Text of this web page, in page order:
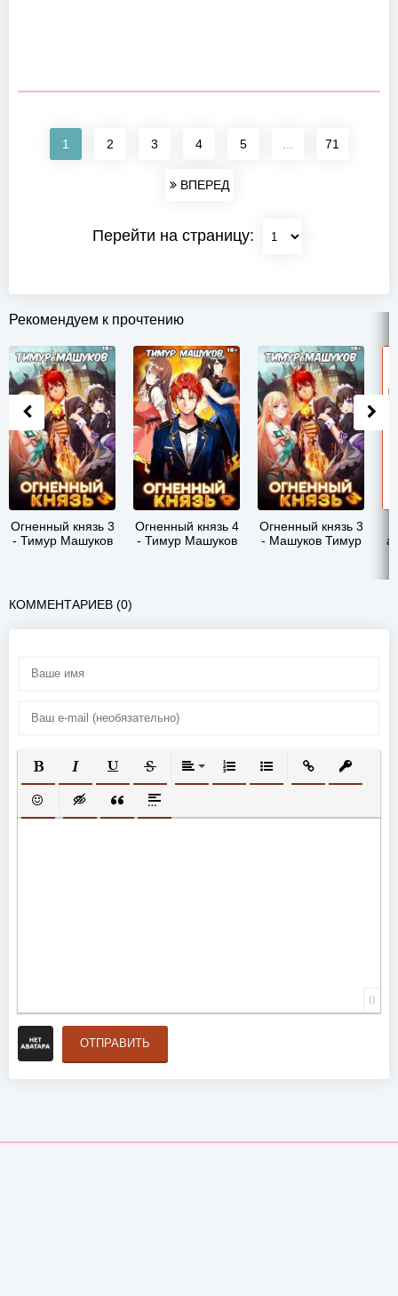
1 2 3 4 5 71
ВПЕРЕД
Перейти на страницу:
Рекомендуем к прочтению
Огненный князь 3
- Тимур Машуков
Огненный князь 4
- Тимур Машуков
Огненный князь 3
- Машуков Тимур
КОММЕНТАРИЕВ (0)
ПОЛУЖИРНЫЙ
КУРСИВПОДЧЕРКНУТЫЙ
ЗАЧЕРКНУТЫЙВЫРАВНИВАНИЕ
НУМЕРОВАННЫЙ СПИСОК
МАРКИРОВАННЫЙ
ВСТАВИТЬ
ВСТАВИТЬ СМАЙЛИК
ВСТАВКА СКРЫТОГО ТЕКСТА
ВСТАВКА ЦИТАТЫ
ВСТАВКА СПОЙЛЕРА
0
ОТПРАВИТЬ